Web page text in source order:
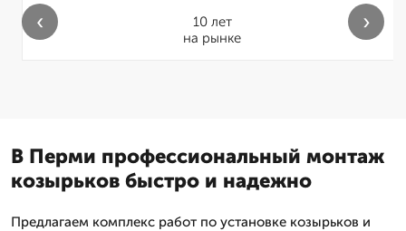
10 лет
на рынке
‹ ›
В Перми профессиональный монтаж
козырьков быстро и надежно
Предлагаем комплекс работ по установке козырьков и